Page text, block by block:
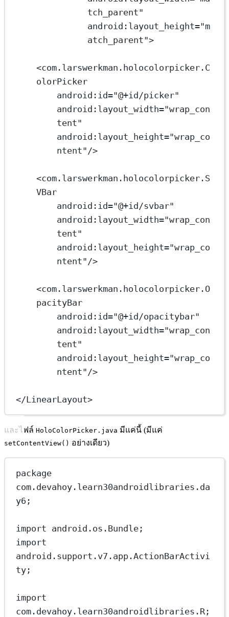
tch_parent"
android:layout_height="m
atch_parent">
<com.larswerkman.holocolorpicker.C
olorPicker
android:id="@+id/picker"
android:layout_width="wrap_con
tent"
android:layout_height="wrap_co
ntent" />
<com.larswerkman.holocolorpicker.S
VBar
android:id="@+id/svbar"
android:layout_width="wrap_con
tent"
android:layout_height="wrap_co
ntent" />
<com.larswerkman.holocolorpicker.O
pacityBar
android:id="@+id/opacitybar"
android:layout_width="wrap_con
tent"
android:layout_height="wrap_co
ntent" />
</LinearLayout>
และไฟล์ HoloColorPicker.java มีแค่นี้ (มีแค่
setContentView() อย่างเดียว)
package
com.devahoy.learn30androidlibraries.da
y6;
import android.os.Bundle;
import
android.support.v7.app.ActionBarActivi
ty;
import
com.devahoy.learn30androidlibraries.R;